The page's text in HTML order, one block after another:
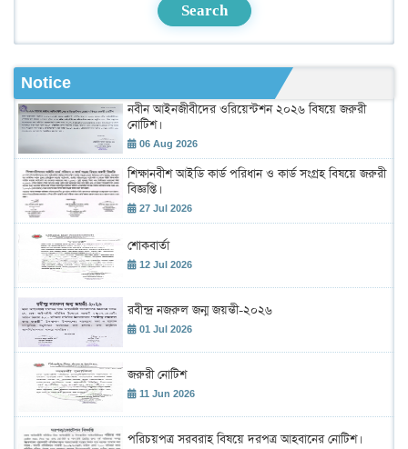
Search
Notice
নবীন আইনজীবীদের ওরিয়েন্টশন ২০২৬ বিষয়ে জরুরী
নোটিশ।
06 Aug 2026
শিক্ষানবীশ আইডি কার্ড পরিধান ও কার্ড সংগ্রহ বিষয়ে জরুরী
বিজ্ঞপ্তি।
27 Jul 2026
শোকবার্তা
12 Jul 2026
রবীন্দ্র নজরুল জন্ম জয়ন্তী-২০২৬
01 Jul 2026
জরুরী নোটিশ
11 Jun 2026
পরিচয়পত্র সরবরাহ বিষয়ে দরপত্র আহবানের নোটিশ।